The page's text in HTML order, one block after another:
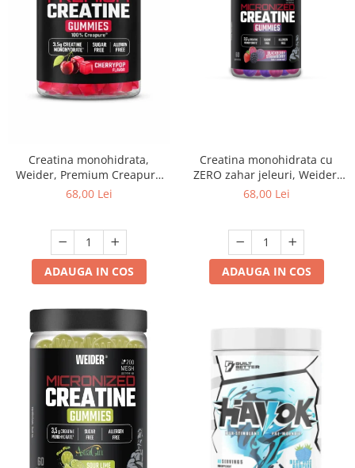
Creatina monohidrata,
Weider, Premium Creapure
Creatine Gummies, Cherry
68,00 Lei
ADAUGA IN COS
Creatina monohidrata cu
ZERO zahar jeleuri, Weider,
Micronized 200 Mesh
68,00 Lei
ADAUGA IN COS